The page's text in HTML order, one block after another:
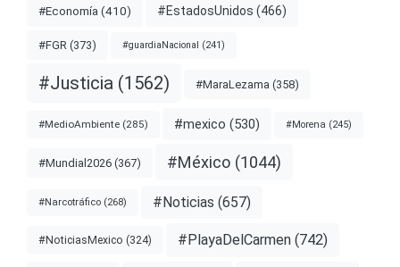
#Economía (410) #EstadosUnidos (466)
#FGR (373) #guardiaNacional (241)
#Justicia (1562) #MaraLezama (358)
#MedioAmbiente (285) #mexico (530) #Morena (245)
#Mundial2026 (367) #México (1044)
#Narcotráfico (268) #Noticias (657)
#NoticiasMexico (324) #PlayaDelCarmen (742)